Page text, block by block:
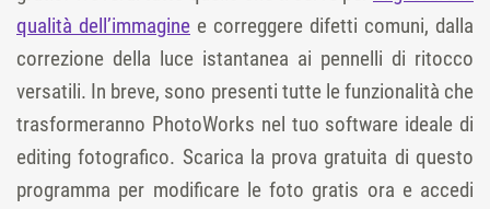
qualità dell’immagine e correggere difetti comuni, dalla
correzione della luce istantanea ai pennelli di ritocco
versatili. In breve, sono presenti tutte le funzionalità che
trasformeranno PhotoWorks nel tuo software ideale di
editing fotografico. Scarica la prova gratuita di questo
programma per modificare le foto gratis ora e accedi